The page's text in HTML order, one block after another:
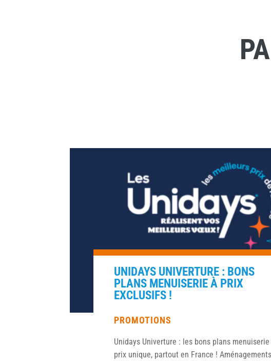
UNIDAYS UNIVERTURE : BONS
PLANS MENUISERIE À PRIX
EXCLUSIFS !
PROMOTIONS
Unidays Univerture : les bons plans menuiserie
prix unique, partout en France ! Aménagements